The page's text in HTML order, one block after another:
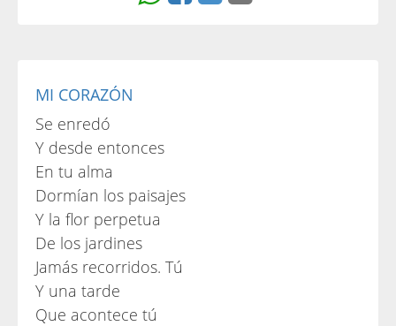
MI CORAZÓN
Se enredó
Y desde entonces
En tu alma
Dormían los paisajes
Y la flor perpetua
De los jardines
Jamás recorridos. Tú
Y una tarde
Que acontece tú